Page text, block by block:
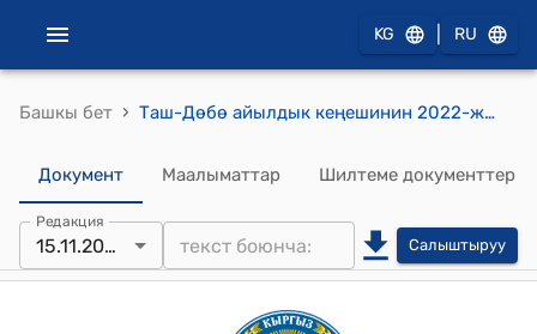
KG RU
Башкы бет › Таш-Дөбө айылдык кеңешинин 2022-жылдын 15-ноябры № 38 "Жеке типтүү кызматтык турак жай имараттарын куруу үчүн мөөнөтсүз пайдаланууга жер участогун берүү жөнүндө" токтому
Документ Маалыматтар Шилтеме документтер
Редакция
15.11.2022 Салыштыруу